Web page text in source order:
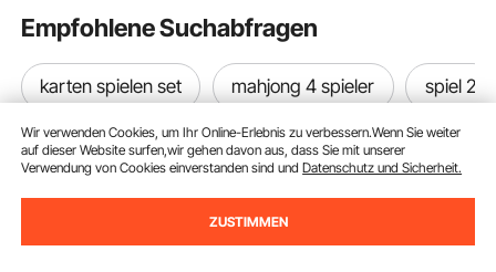
Empfohlene Suchabfragen
karten spielen set mahjong 4 spieler spiel 2
Wir verwenden Cookies, um Ihr Online-Erlebnis zu verbessern.Wenn Sie weiter
auf dieser Website surfen,wir gehen davon aus, dass Sie mit unserer
Verwendung von Cookies einverstanden sind undDatenschutz und Sicherheit.
ZUSTIMMEN